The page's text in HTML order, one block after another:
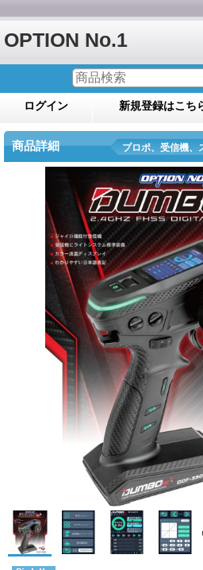
OPTION No.1
ログイン 新規登録はこち
商品詳細 プロポ、受信機、